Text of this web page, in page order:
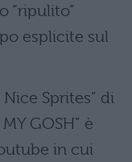
“ripulito”
esplicite sul
Sprites” di
GOSH” è
in cui